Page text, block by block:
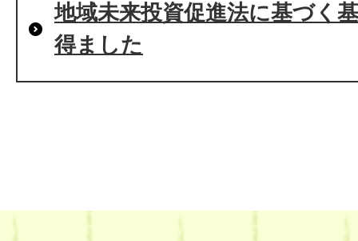
地域未来投資促進法に基づく
得ました